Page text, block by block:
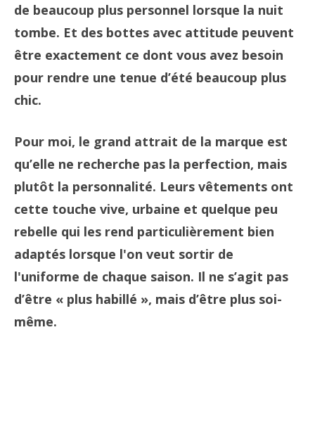
de beaucoup plus personnel lorsque la nuit
tombe. Et des bottes avec attitude peuvent
être exactement ce dont vous avez besoin
pour rendre une tenue d’été beaucoup plus
chic.
Pour moi, le grand attrait de la marque est
qu’elle ne recherche pas la perfection, mais
plutôt la personnalité. Leurs vêtements ont
cette touche vive, urbaine et quelque peu
rebelle qui les rend particulièrement bien
adaptés lorsque l'on veut sortir de
l'uniforme de chaque saison. Il ne s’agit pas
d’être « plus habillé », mais d’être plus soi-
même.